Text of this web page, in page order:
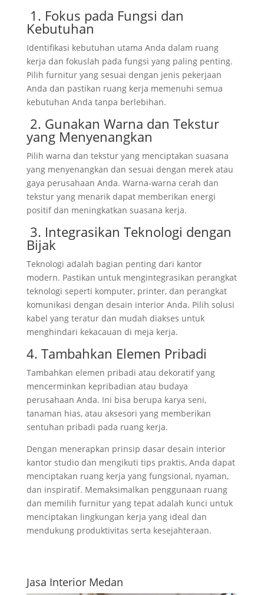
1. Fokus pada Fungsi dan
Kebutuhan
Identifikasi kebutuhan utama Anda dalam ruang
kerja dan fokuslah pada fungsi yang paling penting.
Pilih furnitur yang sesuai dengan jenis pekerjaan
Anda dan pastikan ruang kerja memenuhi semua
kebutuhan Anda tanpa berlebihan.
2. Gunakan Warna dan Tekstur
yang Menyenangkan
Pilih warna dan tekstur yang menciptakan suasana
yang menyenangkan dan sesuai dengan merek atau
gaya perusahaan Anda. Warna-warna cerah dan
tekstur yang menarik dapat memberikan energi
positif dan meningkatkan suasana kerja.
3. Integrasikan Teknologi dengan
Bijak
Teknologi adalah bagian penting dari kantor
modern. Pastikan untuk mengintegrasikan perangkat
teknologi seperti komputer, printer, dan perangkat
komunikasi dengan desain interior Anda. Pilih solusi
kabel yang teratur dan mudah diakses untuk
menghindari kekacauan di meja kerja.
4. Tambahkan Elemen Pribadi
Tambahkan elemen pribadi atau dekoratif yang
mencerminkan kepribadian atau budaya
perusahaan Anda. Ini bisa berupa karya seni,
tanaman hias, atau aksesori yang memberikan
sentuhan pribadi pada ruang kerja.
Dengan menerapkan prinsip dasar desain interior
kantor studio dan mengikuti tips praktis, Anda dapat
menciptakan ruang kerja yang fungsional, nyaman,
dan inspiratif. Memaksimalkan penggunaan ruang
dan memilih furnitur yang tepat adalah kunci untuk
menciptakan lingkungan kerja yang ideal dan
mendukung produktivitas serta kesejahteraan.
Jasa Interior Medan